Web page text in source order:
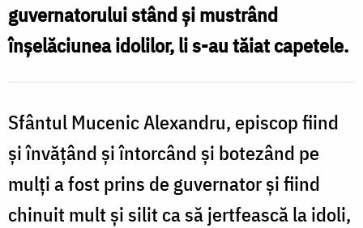
guvernatorului stând și mustrând
înșelăciunea idolilor, li s-au tăiat capetele.
Sfântul Mucenic Alexandru, episcop fiind
și învățând și întorcând și botezând pe
mulți a fost prins de guvernator și fiind
chinuit mult și silit ca să jertfească la idoli,